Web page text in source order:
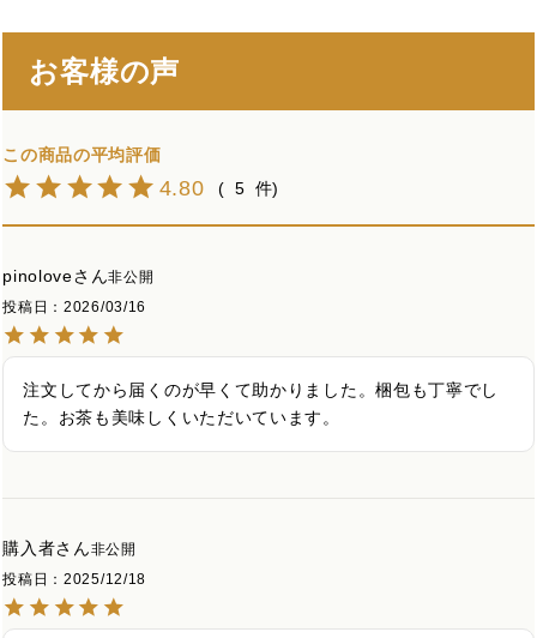
お客様の声
4.80 5
pinolove
非公開
投稿日
2026/03/16
注文してから届くのが早くて助かりました。梱包も丁寧でし
た。お茶も美味しくいただいています。
購入者
非公開
投稿日
2025/12/18